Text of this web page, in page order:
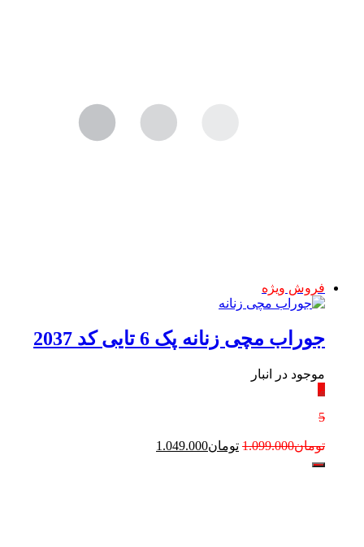
فروش ویژه
جوراب مچی زنانه پک 6 تایی کد 2037
موجود در انبار
٪
5
تومان1.099.000 تومان1.049.000